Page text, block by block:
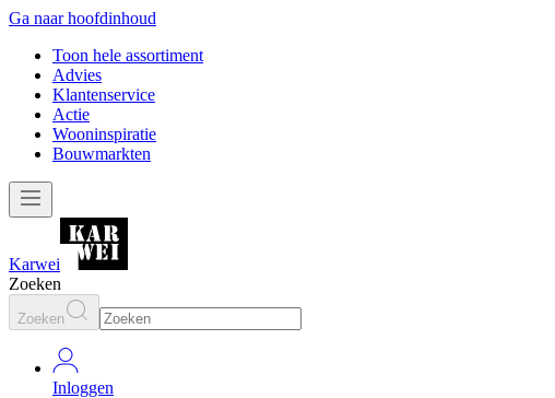
Ga naar hoofdinhoud
Toon hele assortiment
Advies
Klantenservice
Actie
Wooninspiratie
Bouwmarkten
Karwei
Zoeken
Zoeken
Inloggen